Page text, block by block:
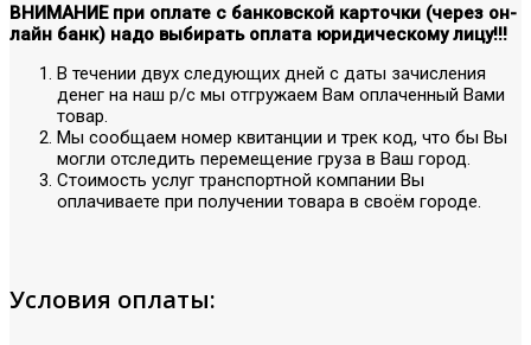
ВНИМАНИЕ при оплате с банковской карточки (через он-
лайн банк) надо выбирать оплата юридическому лицу!!!
В течении двух следующих дней с даты зачисления
денег на наш р/с мы отгружаем Вам оплаченный Вами
товар.
Мы сообщаем номер квитанции и трек код, что бы Вы
могли отследить перемещение груза в Ваш город.
Стоимость услуг транспортной компании Вы
оплачиваете при получении товара в своём городе.
Условия оплаты: